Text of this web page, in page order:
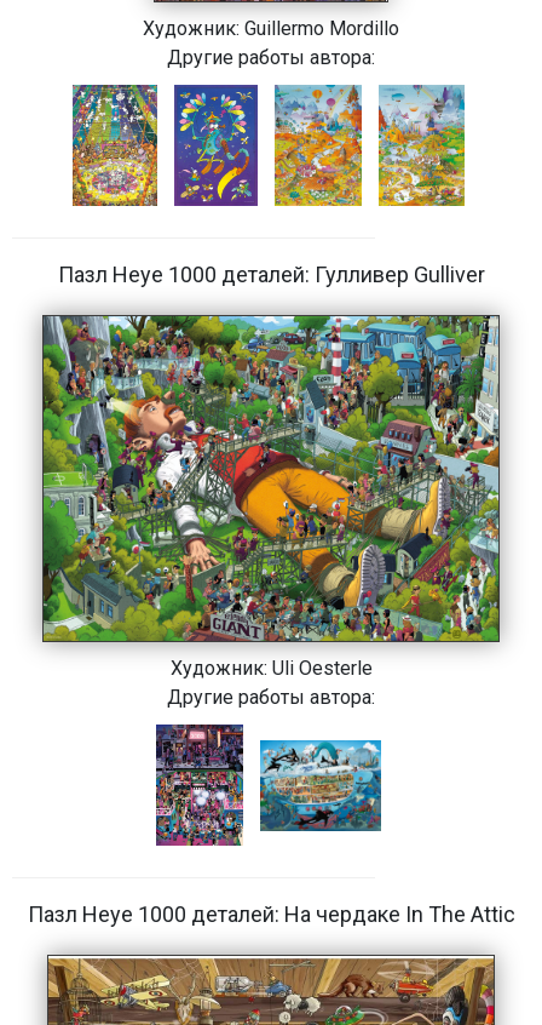
Художник: Guillermo Mordillo
Другие работы автора:
Пазл Heye 1000 деталей: Гулливер Gulliver
Художник: Uli Oesterle
Другие работы автора:
Пазл Heye 1000 деталей: На чердаке In The Attic